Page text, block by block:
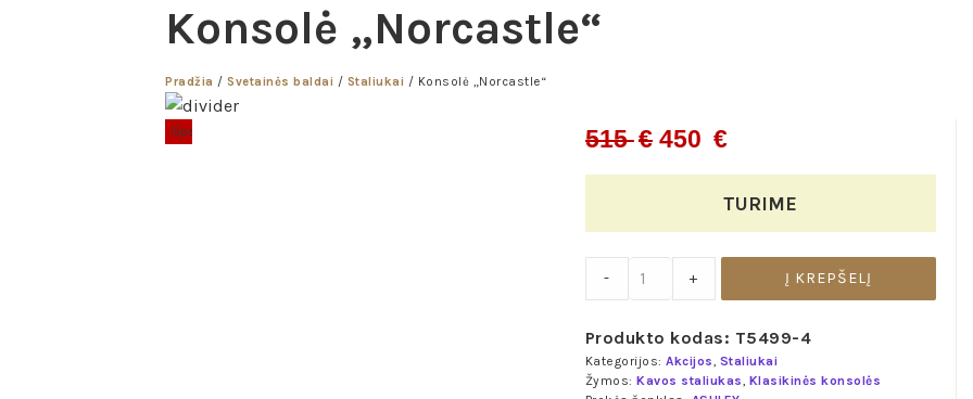
Konsolė „Norcastle“
Pradžia / Svetainės baldai / Staliukai / Konsolė „Norcastle“
Išpardavimas! 515€ Original
price
515 €.
450 €Current
price
is:
450 €.
TURIME
- + Į KREPŠELĮ
Produkto kodas: T5499-4
Kategorijos: Akcijos Staliukai
Žymos: Kavos staliukas Klasikinės konsolės